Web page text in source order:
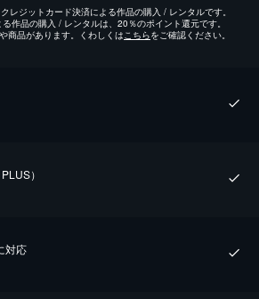
レジットカード決済による作品の購入 / レンタルです。
作品の購入 / レンタルは、20％のポイント還元です。
商品があります。くわしくはこちらをご確認ください。
）
対応